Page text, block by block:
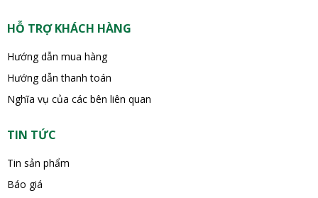
HỖ TRỢ KHÁCH HÀNG
Hướng dẫn mua hàng
Hướng dẫn thanh toán
Nghĩa vụ của các bên liên quan
TIN TỨC
Tin sản phẩm
Báo giá